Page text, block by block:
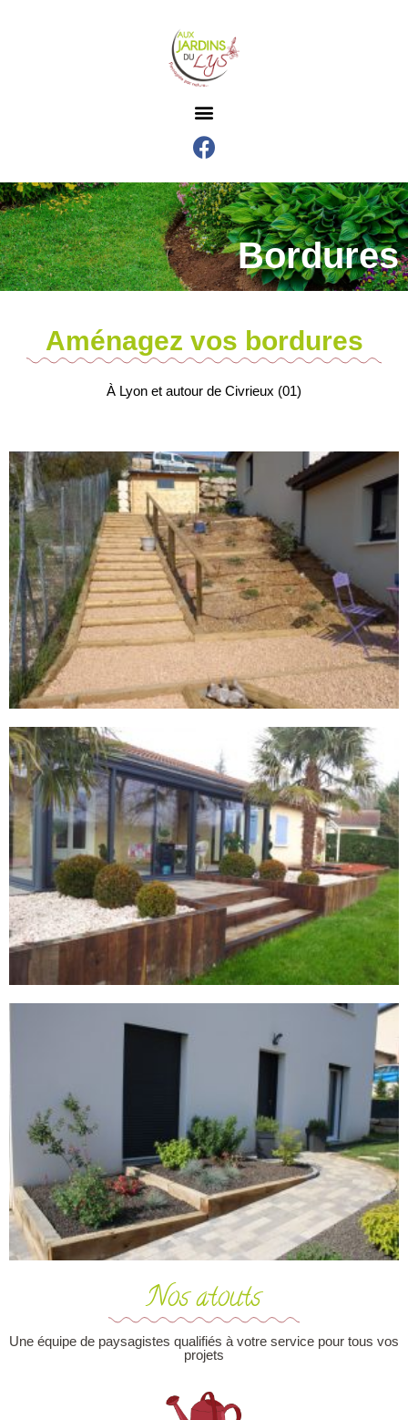
Bordures
Aménagez vos bordures
À Lyon et autour de Civrieux (01)
Nos atouts
Une équipe de paysagistes qualifiés à votre service pour tous vos
projets